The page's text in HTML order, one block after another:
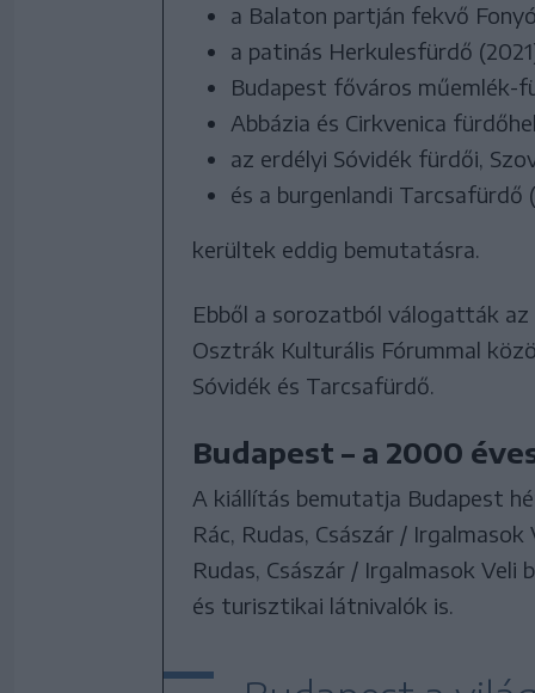
a Balaton partján fekvő
a patinás Herkulesfürdő
Budapest főváros műemlék-
Abbázia és Cirkvenica
az erdélyi Sóvidék fürdői,
és a burgenlandi Tarcsafürdő
kerültek eddig bemutatásra.
Ebből a sorozatból válogatták
Osztrák Kulturális Fórummal
Sóvidék és Tarcsafürdő.
Budapest – a 2000
A kiállítás bemutatja Budapest
Rác, Rudas, Császár /
Rudas, Császár / Irgalmasok
és turisztikai látnivalók is.